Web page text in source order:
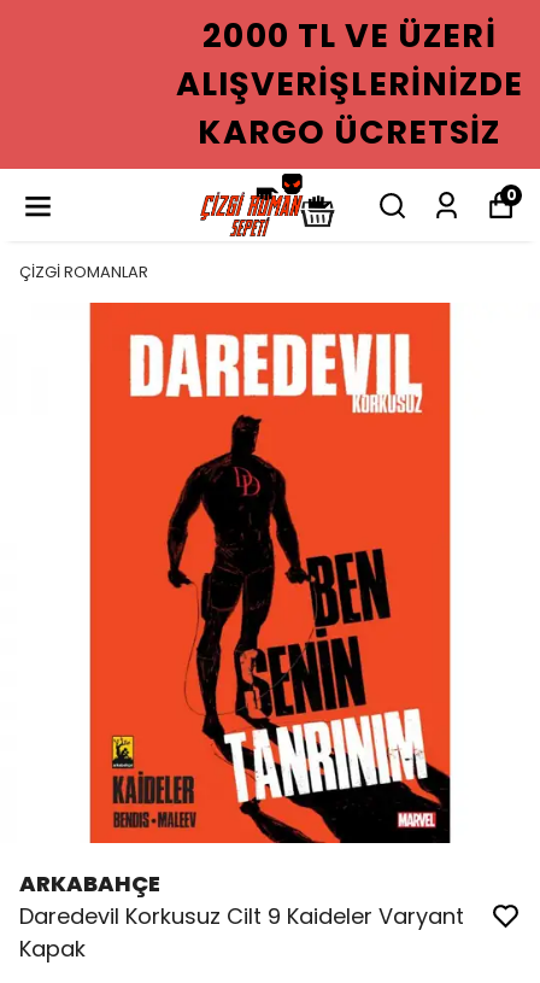
2000 TL VE ÜZERI
ALIŞVERIŞLERINIZDE
KARGO ÜCRETSIZ
0
ÇİZGİ ROMANLAR
ARKABAHÇE
Daredevil Korkusuz Cilt 9 Kaideler Varyant
Kapak